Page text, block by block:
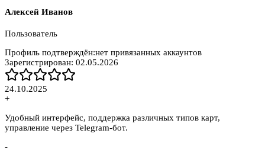
Алексей Иванов
Пользователь
Профиль подтверждён:нет привязанных аккаунтов
Зарегистрирован: 02.05.2026
24.10.2025
+
Удобный интерфейс, поддержка различных типов карт,
управление через Telegram-бот.
-